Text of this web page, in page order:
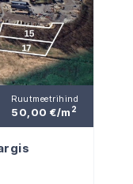
Ruutmeetrihind
50,00 €/m 2